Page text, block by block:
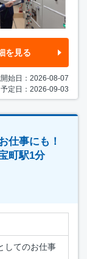
を見る
始日：2026-08-07
定日：2026-09-03
仕事にも！
町駅1分
してのお仕事